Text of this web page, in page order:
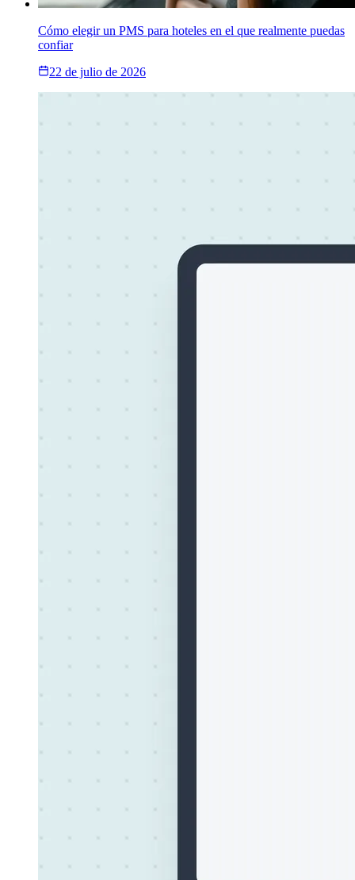
Cómo elegir un PMS para hoteles en el que realmente puedas
confiar
22 de julio de 2026